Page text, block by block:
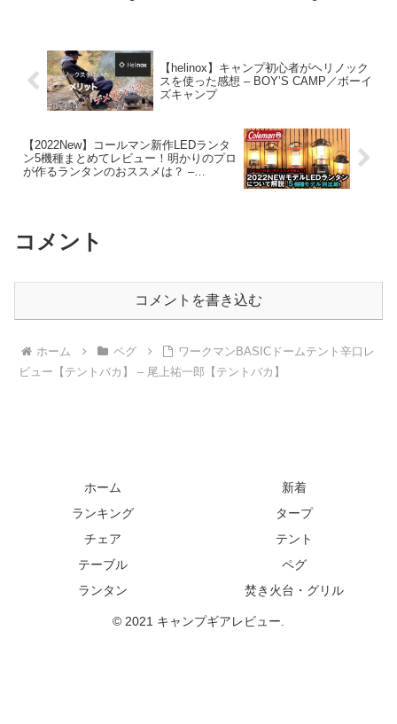
【helinox】キャンプ初心者がヘリノック
スを使った感想 – BOY’S CAMP／ボーイ
ズキャンプ
【2022New】コールマン新作LEDランタ
ン5機種まとめてレビュー！明かりのプロ
が作るランタンのおススメは？ –
コメント
コメントを書き込む
ホーム ペグ
ワークマンBASICドームテント辛口レ
ビュー【テントバカ】 – 尾上祐一郎【テントバカ】
ホーム
新着
ランキング
タープ
チェア
テント
テーブル
ペグ
ランタン
焚き火台・グリル
© 2021 キャンプギアレビュー.